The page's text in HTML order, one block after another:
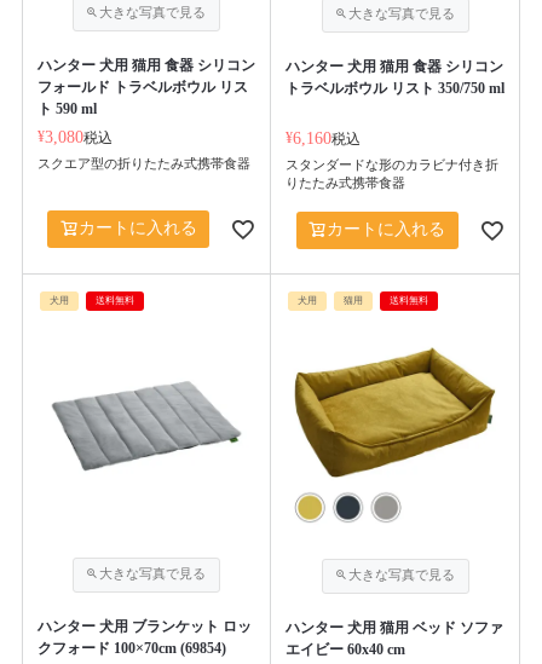
ハンター 犬用 猫用 食器 シリコン
フォールド トラベルボウル リス
ト 590 ml
¥3,080税込
スクエア型の折りたたみ式携帯食器
カートに入れる
ハンター 犬用 猫用 食器 シリコン
トラベルボウル リスト 350/750 ml
¥6,160税込
スタンダードな形のカラビナ付き折
りたたみ式携帯食器
カートに入れる
犬用 送料無料
ハンター 犬用 ブランケット ロッ
クフォード 100×70cm (69854)
犬用 猫用 送料無料
ハンター 犬用 猫用 ベッド ソファ
エイビー 60x40 cm